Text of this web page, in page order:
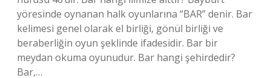
yöresinde oynanan halk oyunlarına “BAR” denir. Bar
kelimesi genel olarak el birliği, gönül birliği ve
beraberliğin oyun şeklinde ifadesidir. Bar bir
meydan okuma oyunudur. Bar hangi şehirdedir?
Bar,…